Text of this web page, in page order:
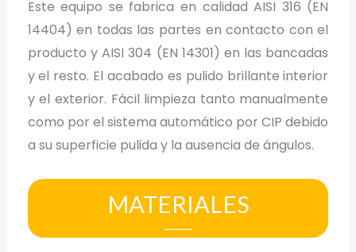
Este equipo se fabrica en calidad AISI 316 (EN
14404) en todas las partes en contacto con el
producto y AISI 304 (EN 14301) en las bancadas
y el resto. El acabado es pulido brillante interior
y el exterior. Fácil limpieza tanto manualmente
como por el sistema automático por CIP debido
a su superficie pulida y la ausencia de ángulos.
MATERIALES